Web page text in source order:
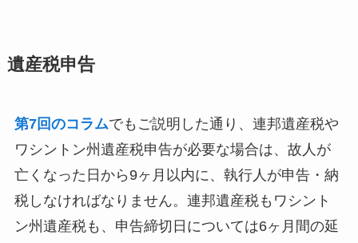
遺産税申告
第7回のコラムでもご説明した通り、連邦遺産税や
ワシントン州遺産税申告が必要な場合は、故人が
亡くなった日から9ヶ月以内に、執行人が申告・納
税しなければなりません。連邦遺産税もワシント
ン州遺産税も、申告締切日については6ヶ月間の延